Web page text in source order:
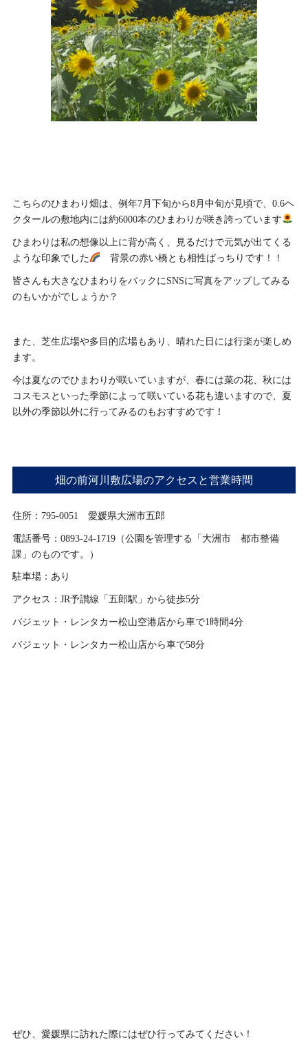
こちらのひまわり畑は、例年7月下旬から8月中旬が見頃で、0.6ヘ
クタールの敷地内には約6000本のひまわりが咲き誇っています
ひまわりは私の想像以上に背が高く、見るだけで元気が出てくる
ような印象でした
背景の赤い橋とも相性ばっちりです！！
皆さんも大きなひまわりをバックにSNSに写真をアップしてみる
のもいかがでしょうか？
また、芝生広場や多目的広場もあり、晴れた日には行楽が楽しめ
ます。
今は夏なのでひまわりが咲いていますが、春には菜の花、秋には
コスモスといった季節によって咲いている花も違いますので、夏
以外の季節以外に行ってみるのもおすすめです！
畑の前河川敷広場のアクセスと営業時間
住所：795-0051 愛媛県大洲市五郎
電話番号：0893-24-1719（公園を管理する「大洲市 都市整備
課」のものです。）
駐車場：あり
アクセス：JR予讃線「五郎駅」から徒歩5分
バジェット・レンタカー松山空港店から車で1時間4分
バジェット・レンタカー松山店から車で58分
ぜひ、愛媛県に訪れた際にはぜひ行ってみてください！